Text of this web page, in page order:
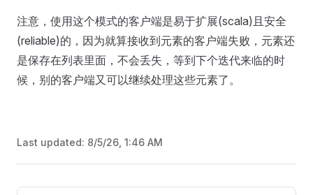
注意，使用这个模式的客户端是易于扩展(scala)且安全
(reliable)的，因为就算接收到元素的客户端失败，元素还
是保存在列表里面，不会丢失，等到下个迭代来临的时
候，别的客户端又可以继续处理这些元素了。
Last updated: 8/5/26, 1:46 AM
Pager